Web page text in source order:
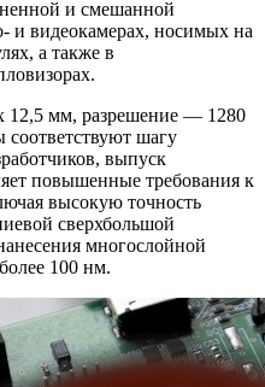
и смешанной
и видеокамерах, носимых на
а также в
12,5 мм, разрешение — 1280
шагу
выпуск
повышенные требования к
высокую точность
сверхбольшой
многослойной
100 нм.